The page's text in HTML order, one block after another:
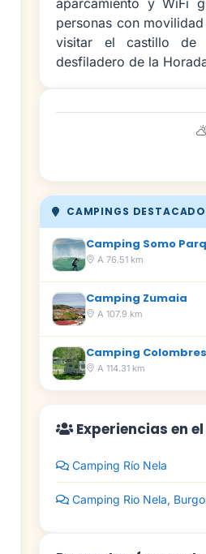
aparcamiento y WiFi
personas con
visitar el castillo de
desfiladero de la
CAMPINGS
Camping Somo
A 76.51 km
Camping Zumaia
A 107.9 km
Camping Colombres
A 114.31 km
Experiencias en
Camping Río Nela
Camping Rio Nela,